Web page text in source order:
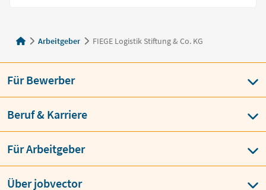
Arbeitgeber FIEGE Logistik Stiftung & Co. KG
Für Bewerber
Beruf & Karriere
Für Arbeitgeber
Über jobvector